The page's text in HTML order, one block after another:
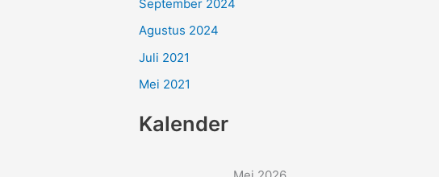
September 2024
Agustus 2024
Juli 2021
Mei 2021
Kalender